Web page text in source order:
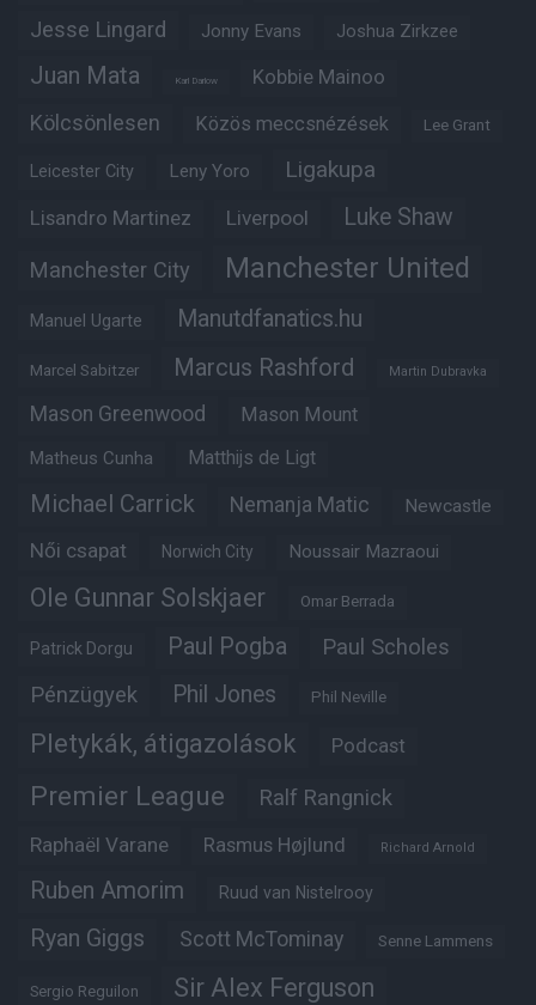
Jesse Lingard Jonny Evans Joshua Zirkzee
Juan Mata Karl Darlow Kobbie Mainoo
Kölcsönlesen Közös meccsnézések Lee Grant
Leicester City Leny Yoro Ligakupa
Lisandro Martinez Liverpool Luke Shaw
Manchester City Manchester United
Manuel Ugarte Manutdfanatics.hu
Marcel Sabitzer Marcus Rashford Martin Dubravka
Mason Greenwood Mason Mount
Matheus Cunha Matthijs de Ligt
Michael Carrick Nemanja Matic Newcastle
Női csapat Norwich City Noussair Mazraoui
Ole Gunnar Solskjaer Omar Berrada
Patrick Dorgu Paul Pogba Paul Scholes
Pénzügyek Phil Jones Phil Neville
Pletykák, átigazolások Podcast
Premier League Ralf Rangnick
Raphaël Varane Rasmus Højlund Richard Arnold
Ruben Amorim Ruud van Nistelrooy
Ryan Giggs Scott McTominay Senne Lammens
Sergio Reguilon Sir Alex Ferguson